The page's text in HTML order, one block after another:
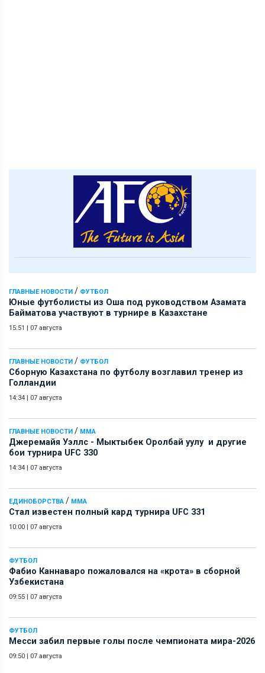
ГЛАВНЫЕ НОВОСТИ / ФУТБОЛ
Юные футболисты из Оша под руководством Азамата
Байматова участвуют в турнире в Казахстане
15:51 | 07 августа
ГЛАВНЫЕ НОВОСТИ / ФУТБОЛ
Сборную Казахстана по футболу возглавил тренер из
Голландии
14:34 | 07 августа
ГЛАВНЫЕ НОВОСТИ / ММА
Джеремайя Уэллс - Мыктыбек Оролбай уулу и другие
бои турнира UFC 330
14:34 | 07 августа
ЕДИНОБОРСТВА / ММА
Стал известен полный кард турнира UFC 331
10:00 | 07 августа
ФУТБОЛ
Фабио Каннаваро пожаловался на «крота» в сборной
Узбекистана
09:55 | 07 августа
ФУТБОЛ
Месси забил первые голы после чемпионата мира-2026
09:50 | 07 августа